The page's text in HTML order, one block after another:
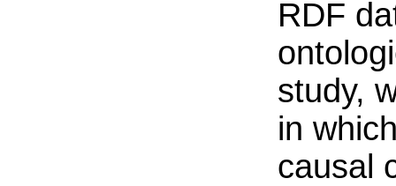
RDF
study,
in
causal